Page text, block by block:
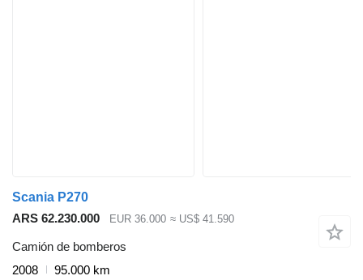
Scania P270
ARS 62.230.000
EUR 36.000 ≈ US$ 41.590
Camión de bomberos
2008
95.000 km